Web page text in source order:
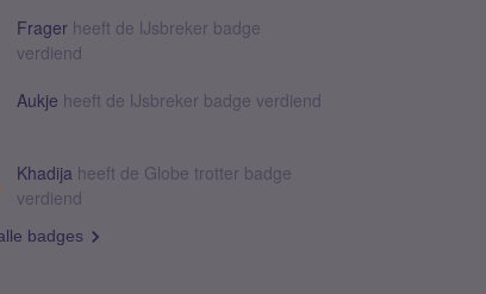
Frager heeft de IJsbreker badge
verdiend
Aukje heeft de IJsbreker badge verdiend
Khadija heeft de Globe trotter badge
verdiend
badges